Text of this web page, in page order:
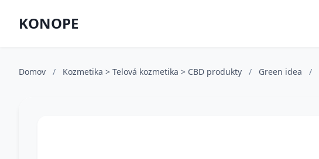
KONOPE
Domov / Kozmetika > Telová kozmetika > CBD produkty / Green idea /